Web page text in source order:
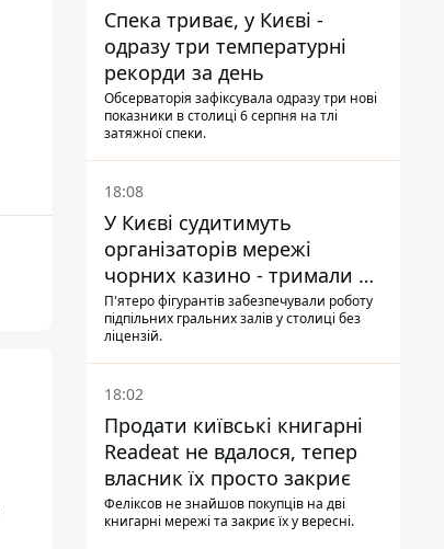
Спека триває, у Києві -
одразу три температурні
рекорди за день
Обсерваторія зафіксувала одразу три нові
показники в столиці 6 серпня на тлі
затяжної спеки.
18:08
У Києві судитимуть
організаторів мережі
чорних казино - тримали 39
закладів
П'ятеро фігурантів забезпечували роботу
підпільних гральних залів у столиці без
ліцензій.
18:02
Продати київські книгарні
Readeat не вдалося, тепер
власник їх просто закриє
Феліксов не знайшов покупців на дві
книгарні мережі та закриє їх у вересні.